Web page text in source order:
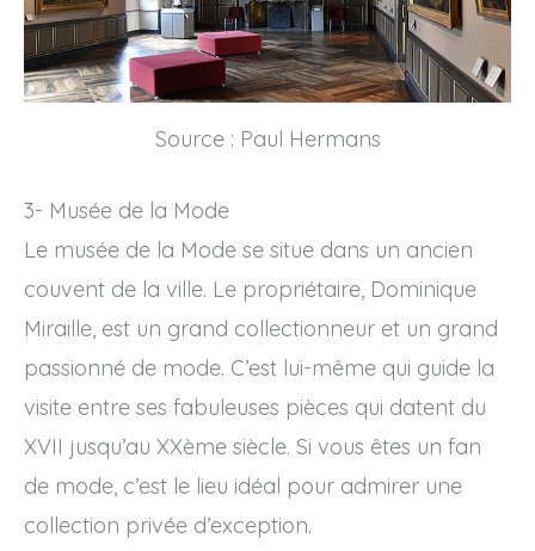
Source : Paul Hermans
3- Musée de la Mode
Le musée de la Mode se situe dans un ancien
couvent de la ville. Le propriétaire, Dominique
Miraille, est un grand collectionneur et un grand
passionné de mode. C’est lui-même qui guide la
visite entre ses fabuleuses pièces qui datent du
XVII jusqu’au XXème siècle. Si vous êtes un fan
de mode, c’est le lieu idéal pour admirer une
collection privée d’exception.